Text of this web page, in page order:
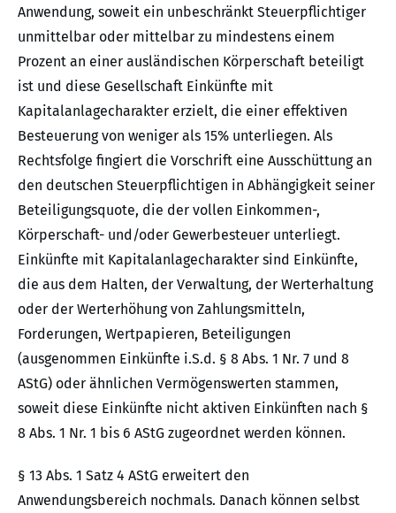
Anwendung, soweit ein unbeschränkt Steuerpflichtiger
unmittelbar oder mittelbar zu mindestens einem
Prozent an einer ausländischen Körperschaft beteiligt
ist und diese Gesellschaft Einkünfte mit
Kapitalanlagecharakter erzielt, die einer effektiven
Besteuerung von weniger als 15% unterliegen. Als
Rechtsfolge fingiert die Vorschrift eine Ausschüttung an
den deutschen Steuerpflichtigen in Abhängigkeit seiner
Beteiligungsquote, die der vollen Einkommen-,
Körperschaft- und/oder Gewerbesteuer unterliegt.
Einkünfte mit Kapitalanlagecharakter sind Einkünfte,
die aus dem Halten, der Verwaltung, der Werterhaltung
oder der Werterhöhung von Zahlungsmitteln,
Forderungen, Wertpapieren, Beteiligungen
(ausgenommen Einkünfte i.S.d. § 8 Abs. 1 Nr. 7 und 8
AStG) oder ähnlichen Vermögenswerten stammen,
soweit diese Einkünfte nicht aktiven Einkünften nach §
8 Abs. 1 Nr. 1 bis 6 AStG zugeordnet werden können.
§ 13 Abs. 1 Satz 4 AStG erweitert den
Anwendungsbereich nochmals. Danach können selbst